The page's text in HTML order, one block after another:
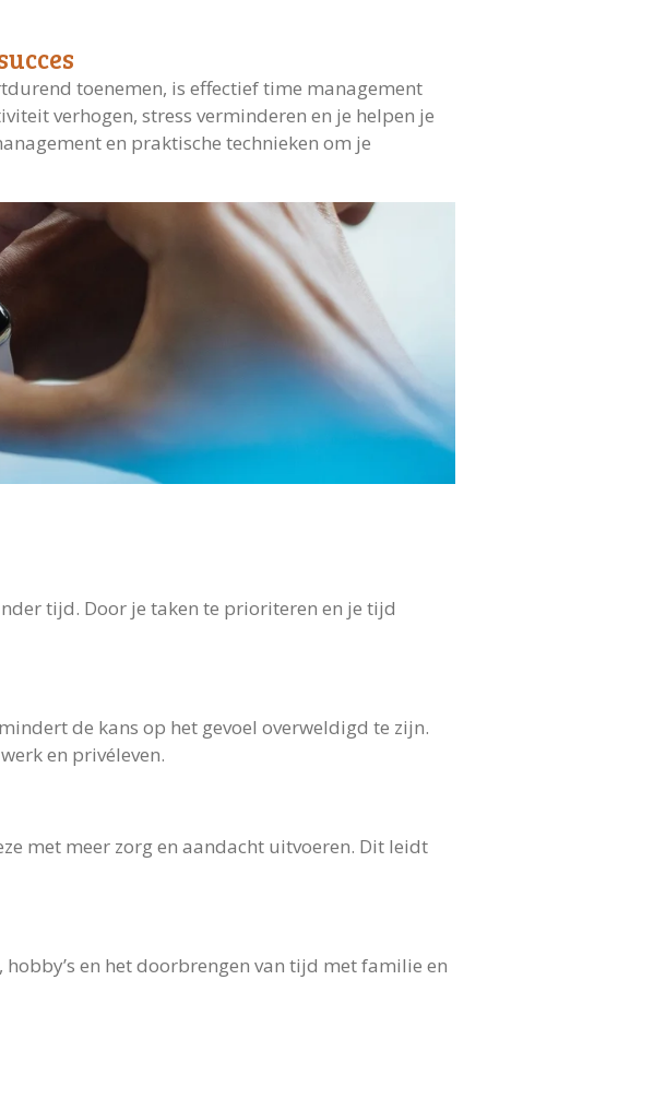
toenemen, is effectief time management
verhogen, stress verminderen en je helpen je
en praktische technieken om je
tijd. Door je taken te prioriteren en je tijd
de kans op het gevoel overweldigd te zijn.
en privéleven.
met meer zorg en aandacht uitvoeren. Dit leidt
en het doorbrengen van tijd met familie en